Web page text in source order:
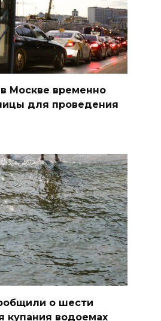
Москве временно
для проведения
о шести
купания водоемах